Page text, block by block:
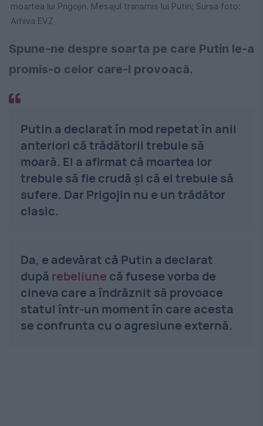
moartea lui Prigojin. Mesajul transmis lui Putin; Sursa foto:
Arhiva EVZ
Spune-ne despre soarta pe care Putin le-a
promis-o celor care-l provoacă.
Putin a declarat în mod repetat în anii
anteriori că trădătorii trebuie să
moară. El a afirmat că moartea lor
trebuie să fie crudă și că ei trebuie să
sufere. Dar Prigojin nu e un trădător
clasic.
Da, e adevărat că Putin a declarat
după rebeliune că fusese vorba de
cineva care a îndrăznit să provoace
statul într-un moment în care acesta
se confrunta cu o agresiune externă.